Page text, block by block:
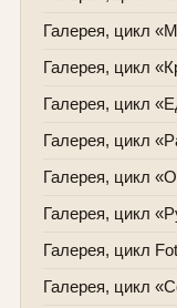
Галерея, цикл
Галерея, цикл
Галерея, цикл
Галерея, цикл
Галерея, цикл
Галерея, цикл
Галерея, цикл
Галерея, цикл